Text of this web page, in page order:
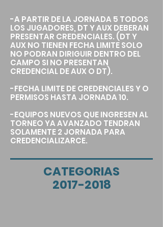
-A PARTIR DE LA JORNADA 5 TODOS
LOS JUGADORES, DT Y AUX DEBERAN
PRESENTAR CREDENCIALES. (DT Y
AUX NO TIENEN FECHA LIMITE SOLO
NO PODRAN DIRIGUIR DENTRO DEL
CAMPO SI NO PRESENTAN
CREDENCIAL DE AUX O DT).
-FECHA LIMITE DE CREDENCIALES Y O
PERMISOS HASTA JORNADA 10.
-EQUIPOS NUEVOS QUE INGRESEN AL
TORNEO YA AVANZADO TENDRAN
SOLAMENTE 2 JORNADA PARA
CREDENCIALIZARCE.
CATEGORIAS
2017-2018